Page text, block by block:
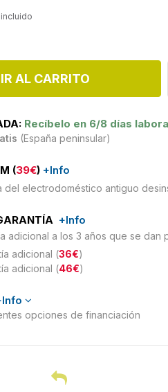
incluido
AL CARRITO
Recíbelo en 6/8 días
(España peninsular)
(39€) +Info
del electrodoméstico antiguo
+Info
adicional a los 3 años que se dan
adicional (36€)
adicional (46€)
opciones de financiación